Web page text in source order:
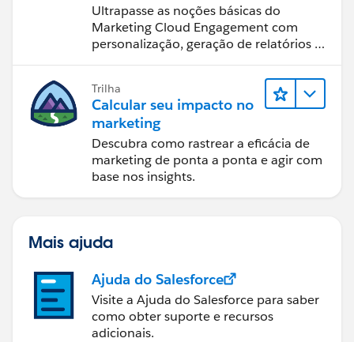
Ultrapasse as noções básicas do
Marketing Cloud Engagement com
personalização, geração de relatórios e
Trilha
Calcular seu impacto no
marketing
Descubra como rastrear a eficácia de
marketing de ponta a ponta e agir com
base nos insights.
Mais ajuda
Ajuda do Salesforce
Visite a Ajuda do Salesforce para saber
como obter suporte e recursos
adicionais.